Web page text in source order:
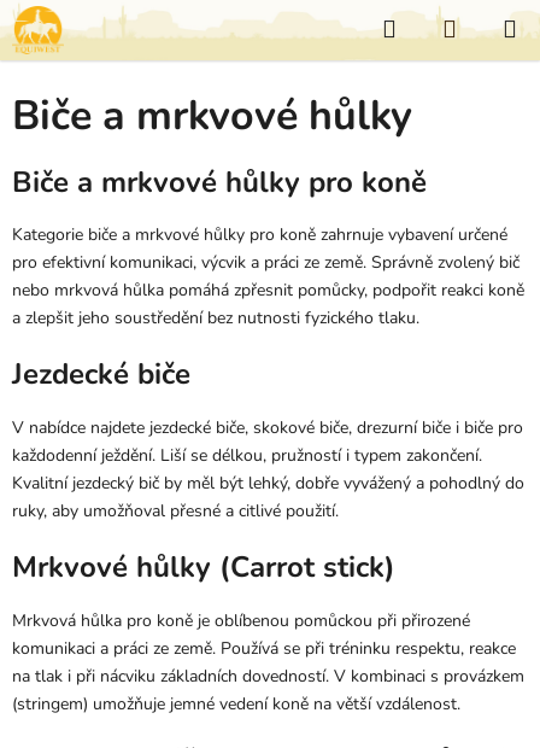
Přejít
na
obsah
Hledat
KOŠÍK
Biče a mrkvové hůlky
Biče a mrkvové hůlky pro koně
Kategorie biče a mrkvové hůlky pro koně zahrnuje vybavení určené
pro efektivní komunikaci, výcvik a práci ze země. Správně zvolený bič
nebo mrkvová hůlka pomáhá zpřesnit pomůcky, podpořit reakci koně
a zlepšit jeho soustředění bez nutnosti fyzického tlaku.
Jezdecké biče
V nabídce najdete jezdecké biče, skokové biče, drezurní biče i biče pro
každodenní ježdění. Liší se délkou, pružností i typem zakončení.
Kvalitní jezdecký bič by měl být lehký, dobře vyvážený a pohodlný do
ruky, aby umožňoval přesné a citlivé použití.
Mrkvové hůlky (Carrot stick)
Mrkvová hůlka pro koně je oblíbenou pomůckou při přirozené
komunikaci a práci ze země. Používá se při tréninku respektu, reakce
na tlak i při nácviku základních dovedností. V kombinaci s provázkem
(stringem) umožňuje jemné vedení koně na větší vzdálenost.